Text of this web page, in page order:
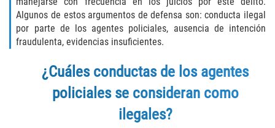
Prop 36
Sales and Transportation of a Controlled
Substance
DUI
DUI with Drugs
Algunos de estos argumentos de defensa son: conducta ilegal
por parte de los agentes policiales, ausencia de intención
fraudulenta, evidencias insuficientes.
¿Cuáles conductas de los agentes
policiales se consideran como
ilegales?